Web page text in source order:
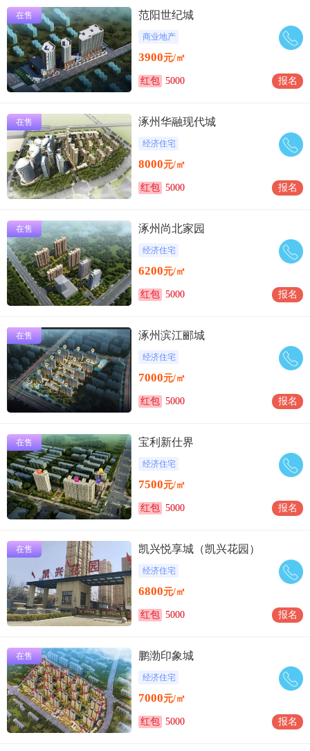
在售 范阳世纪城
商业地产
3900元/㎡
红包 5000 报名
在售 涿州华融现代城
经济住宅
8000元/㎡
红包 5000 报名
在售 涿州尚北家园
经济住宅
6200元/㎡
红包 5000 报名
在售 涿州滨江郦城
经济住宅
7000元/㎡
红包 5000 报名
在售 宝利新仕界
经济住宅
7500元/㎡
红包 5000 报名
在售 凯兴悦享城（凯兴花园）
经济住宅
6800元/㎡
红包 5000 报名
在售 鹏渤印象城
经济住宅
7000元/㎡
红包 5000 报名